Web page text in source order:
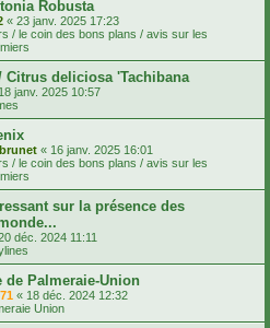
Robusta
« 23 janv. 2025 17:23
/ le coin des bons plans / avis sur les
Citrus deliciosa 'Tachibana
18 janv. 2025 10:57
« 16 janv. 2025 16:01
/ le coin des bons plans / avis sur les
sur la présence des
déc. 2024 11:11
de Palmeraie-Union
« 18 déc. 2024 12:32
Union